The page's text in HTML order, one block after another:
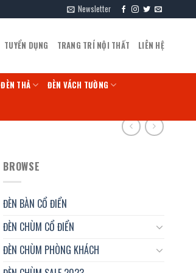
Newsletter
TUYỂN DỤNG TRANG TRÍ NỘI THẤT LIÊN HỆ
ĐÈN THẢ ĐÈN VÁCH TƯỜNG
BROWSE
ĐÈN BÀN CỔ ĐIỂN
ĐÈN CHÙM CỔ ĐIỂN
ĐÈN CHÙM PHÒNG KHÁCH